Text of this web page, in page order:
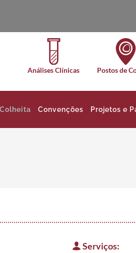
Análises Clínicas Postos de
Convenções Projetos e
Serviços: